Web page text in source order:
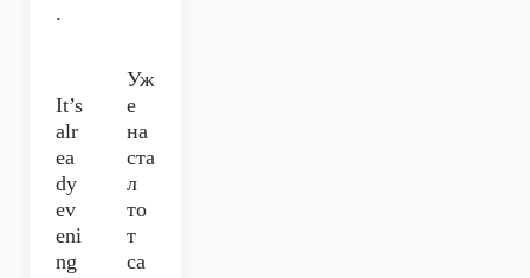
.
It’s
alr
ea
dy
ev
eni
ng
Уж
е
на
ста
л
то
т
са